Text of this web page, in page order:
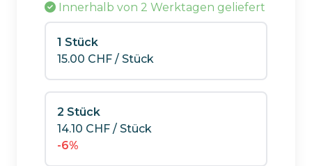
Innerhalb von 2 Werktagen geliefert
1 Stück
15.00 CHF / Stück
2 Stück
14.10 CHF / Stück
-6%